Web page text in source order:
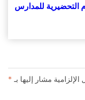
التحضيرية للمدارس
مشار إليها بـ *